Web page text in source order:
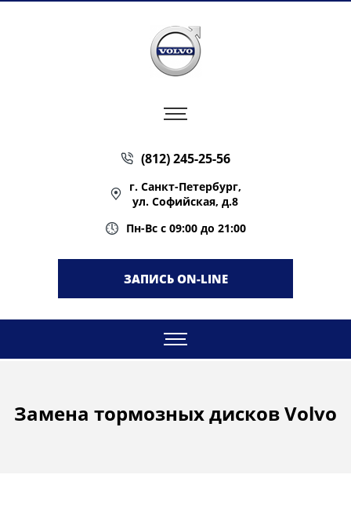
(812) 245-25-56
г. Санкт-Петербург,
ул. Софийская, д.8
Пн-Вс с 09:00 до 21:00
ЗАПИСЬ ON-LINE
Замена тормозных дисков Volvo